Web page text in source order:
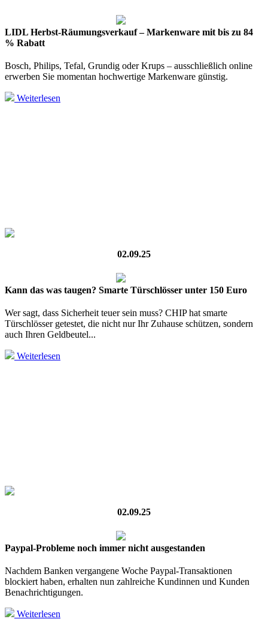
LIDL Herbst-Räumungsverkauf – Markenware mit bis zu 84
% Rabatt
Bosch, Philips, Tefal, Grundig oder Krups – ausschließlich online
erwerben Sie momentan hochwertige Markenware günstig.
Weiterlesen
02.09.25
Kann das was taugen? Smarte Türschlösser unter 150 Euro
Wer sagt, dass Sicherheit teuer sein muss? CHIP hat smarte
Türschlösser getestet, die nicht nur Ihr Zuhause schützen, sondern
auch Ihren Geldbeutel...
Weiterlesen
02.09.25
Paypal-Probleme noch immer nicht ausgestanden
Nachdem Banken vergangene Woche Paypal-Transaktionen
blockiert haben, erhalten nun zahlreiche Kundinnen und Kunden
Benachrichtigungen.
Weiterlesen